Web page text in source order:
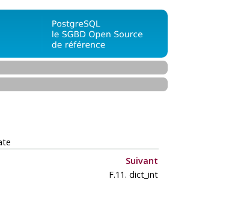
Suivant
F.11. dict_int